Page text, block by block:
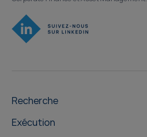
Recherche
Exécution